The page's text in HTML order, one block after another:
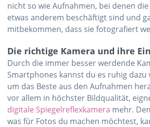
nicht so wie Aufnahmen, bei denen
etwas anderem beschäftigt sind und
mitbekommen, dass sie fotografiert
Die richtige Kamera und ihre
Durch die immer besser werdende
Smartphones kannst du es ruhig dazu
um das Beste aus den Aufnahmen
vor allem in höchster Bildqualität,
digitale Spiegelreflexkamera mehr.
was für Fotos du machen möchtest,